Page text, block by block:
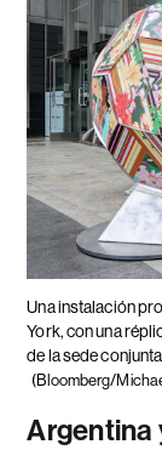
Una instalación
York, con una
de la sede
(Bloomberg/
Argentina